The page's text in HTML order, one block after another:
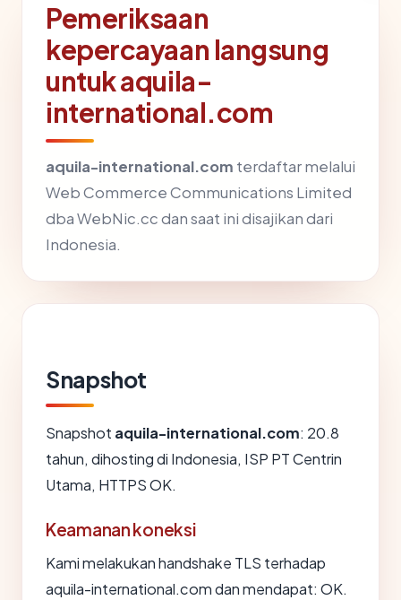
Pemeriksaan
kepercayaan langsung
untuk aquila-
international.com
aquila-international.com terdaftar melalui
Web Commerce Communications Limited
dba WebNic.cc dan saat ini disajikan dari
Indonesia.
Snapshot
Snapshot aquila-international.com: 20.8
tahun, dihosting di Indonesia, ISP PT Centrin
Utama, HTTPS OK.
Keamanan koneksi
Kami melakukan handshake TLS terhadap
aquila-international.com dan mendapat: OK.